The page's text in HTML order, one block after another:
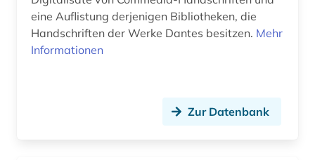
kollaboration (1)
eine Auflistung derjenigen Bibliotheken, die
Handschriften der Werke Dantes besitzen. Mehr
Informationen
Zur Datenbank